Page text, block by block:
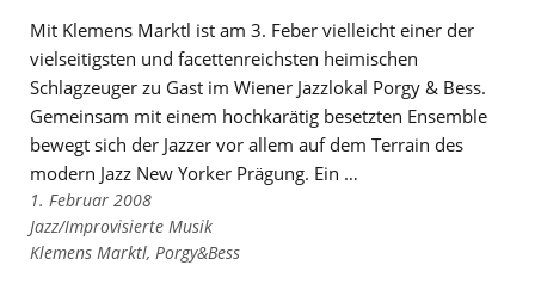
Mit Klemens Marktl ist am 3. Feber vielleicht einer der
vielseitigsten und facettenreichsten heimischen
Schlagzeuger zu Gast im Wiener Jazzlokal Porgy & Bess.
Gemeinsam mit einem hochkarätig besetzten Ensemble
bewegt sich der Jazzer vor allem auf dem Terrain des
modern Jazz New Yorker Prägung. Ein …
1. Februar 2008
Links
zu
Jazz/Improvisierte Musik
Links
Klemens Marktl, Porgy&Bess